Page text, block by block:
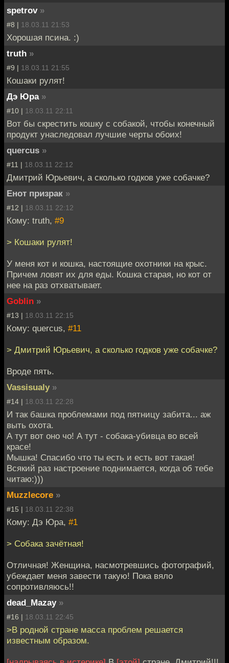
spetrov »
#8 | 18.03.11 21:53
Хорошая псина. :)
truth »
#9 | 18.03.11 21:55
Кошаки рулят!
Дэ Юра »
#10 | 18.03.11 22:11
Вот бы скрестить кошку с собакой, чтобы конечный
продукт унаследовал лучшие черты обоих!
quercus »
#11 | 18.03.11 22:12
Дмитрий Юрьевич, а сколько годков уже собачке?
Енот призрак »
#12 | 18.03.11 22:12
Кому: truth, #9
> Кошаки рулят!
У меня кот и кошка, настоящие охотники на крыс.
Причем ловят их для еды. Кошка старая, но кот от
нее на раз отхватывает.
Goblin »
#13 | 18.03.11 22:15
Кому: quercus, #11
> Дмитрий Юрьевич, а сколько годков уже собачке?
Вроде пять.
Vassisualy »
#14 | 18.03.11 22:28
И так башка проблемами под пятницу забита... аж
выть охота.
А тут вот оно чо! А тут - собака-убивца во всей
красе!
Мышка! Спасибо что ты есть и есть вот такая!
Всякий раз настроение поднимается, когда об тебе
читаю:)))
Muzzlecore »
#15 | 18.03.11 22:38
Кому: Дэ Юра, #1
> Собака зачётная!
Отличная! Женщина, насмотревшись фотографий,
убеждает меня завести такую! Пока вяло
сопротивляюсь!!
dead_Mazay »
#16 | 18.03.11 22:45
>В родной стране масса проблем решается
известным образом.